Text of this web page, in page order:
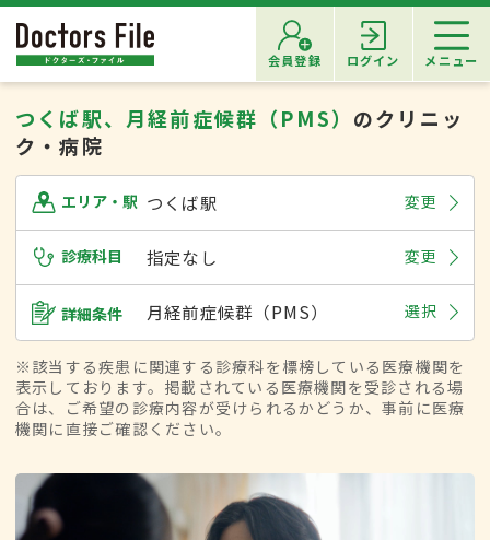
会員登録 ログイン メニュー
つくば駅、月経前症候群（PMS） のクリニッ
ク・病院
エリア・駅 つくば駅 変更
診療科目 指定なし 変更
詳細条件 月経前症候群（PMS） 選択
※該当する疾患に関連する診療科を標榜している医療機関を
表示しております。掲載されている医療機関を受診される場
合は、ご希望の診療内容が受けられるかどうか、事前に医療
機関に直接ご確認ください。